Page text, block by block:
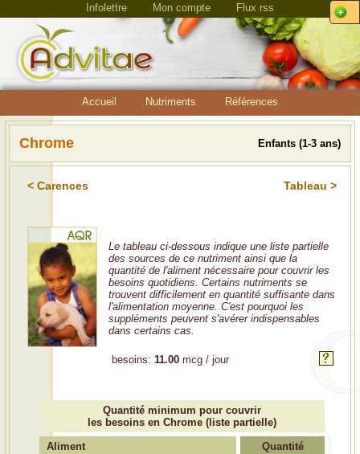
Infolettre Mon compte Flux rss
Accueil Nutriments Références
Chrome Enfants (1-3 ans)
< Carences Tableau >
Le tableau ci-dessous indique une liste partielle
des sources de ce nutriment ainsi que la
quantité de l'aliment nécessaire pour couvrir les
besoins quotidiens. Certains nutriments se
trouvent difficilement en quantité suffisante dans
l'alimentation moyenne. C'est pourquoi les
suppléments peuvent s'avérer indispensables
dans certains cas.
besoins: 11.00 mcg / jour
Quantité minimum pour couvrir
les besoins en Chrome (liste partielle)
Aliment
Quantité